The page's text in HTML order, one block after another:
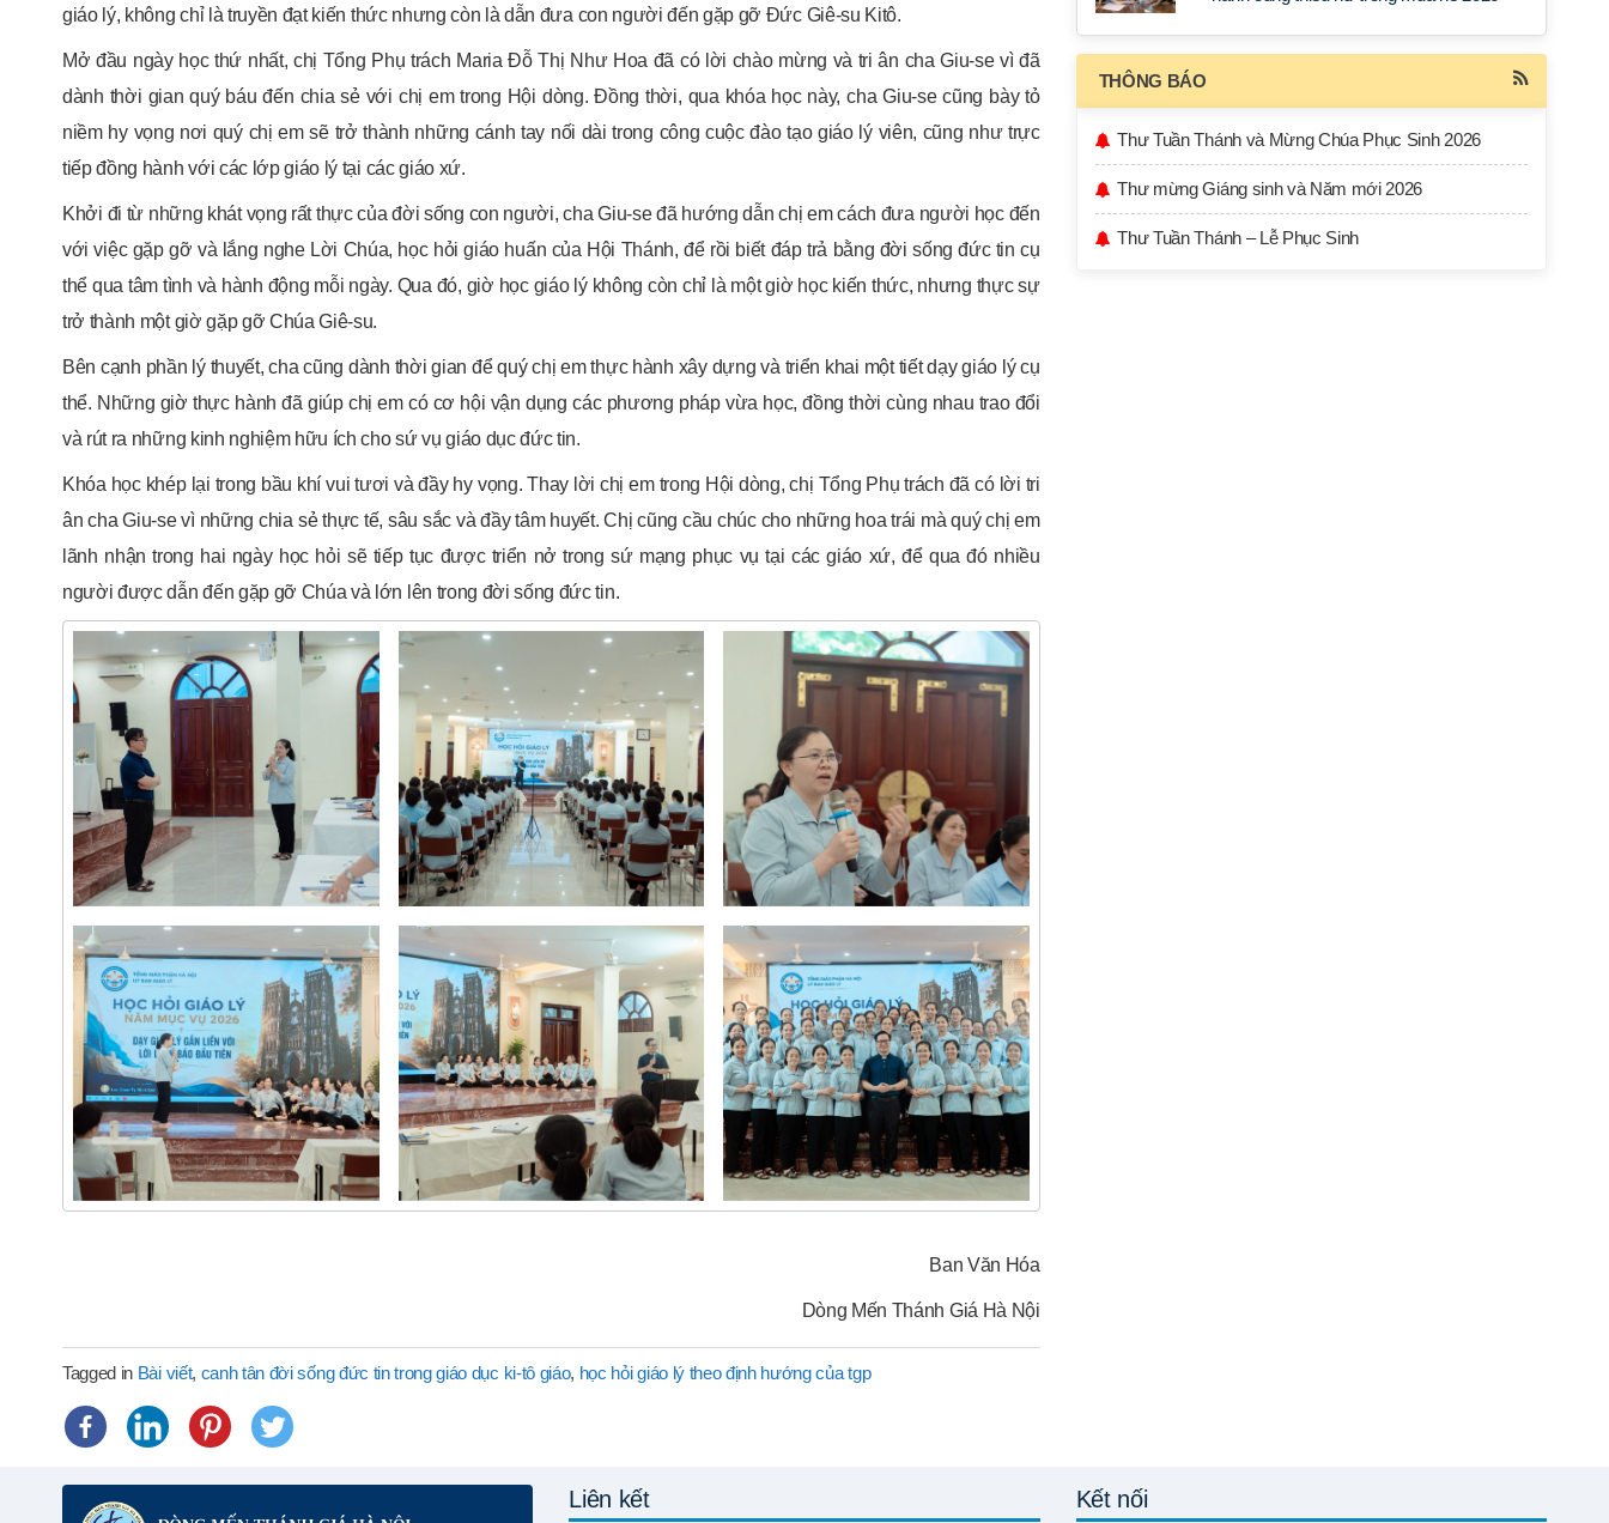
giáo lý, không chỉ là truyền đạt kiến thức nhưng còn là dẫn đưa con người đến gặp gỡ Đức Giê-su Kitô.
Mở đầu ngày học thứ nhất, chị Tổng Phụ trách Maria Đỗ Thị Như Hoa đã có lời chào mừng và tri ân cha Giu-se vì đã
dành thời gian quý báu đến chia sẻ với chị em trong Hội dòng. Đồng thời, qua khóa học này, cha Giu-se cũng bày tỏ
niềm hy vọng nơi quý chị em sẽ trở thành những cánh tay nối dài trong công cuộc đào tạo giáo lý viên, cũng như trực
tiếp đồng hành với các lớp giáo lý tại các giáo xứ.
Khởi đi từ những khát vọng rất thực của đời sống con người, cha Giu-se đã hướng dẫn chị em cách đưa người học đến
với việc gặp gỡ và lắng nghe Lời Chúa, học hỏi giáo huấn của Hội Thánh, để rồi biết đáp trả bằng đời sống đức tin cụ
thể qua tâm tình và hành động mỗi ngày. Qua đó, giờ học giáo lý không còn chỉ là một giờ học kiến thức, nhưng thực sự
trở thành một giờ gặp gỡ Chúa Giê-su.
Bên cạnh phần lý thuyết, cha cũng dành thời gian để quý chị em thực hành xây dựng và triển khai một tiết dạy giáo lý cụ
thể. Những giờ thực hành đã giúp chị em có cơ hội vận dụng các phương pháp vừa học, đồng thời cùng nhau trao đổi
và rút ra những kinh nghiệm hữu ích cho sứ vụ giáo dục đức tin.
Khóa học khép lại trong bầu khí vui tươi và đầy hy vọng. Thay lời chị em trong Hội dòng, chị Tổng Phụ trách đã có lời tri
ân cha Giu-se vì những chia sẻ thực tế, sâu sắc và đầy tâm huyết. Chị cũng cầu chúc cho những hoa trái mà quý chị em
lãnh nhận trong hai ngày học hỏi sẽ tiếp tục được triển nở trong sứ mạng phục vụ tại các giáo xứ, để qua đó nhiều
người được dẫn đến gặp gỡ Chúa và lớn lên trong đời sống đức tin.
Ban Văn Hóa
Dòng Mến Thánh Giá Hà Nội
Tagged in Bài viết, canh tân đời sống đức tin trong giáo dục ki-tô giáo, học hỏi giáo lý theo định hướng của tgp
THÔNG BÁO
Thư Tuần Thánh và Mừng Chúa Phục Sinh 2026
Thư mừng Giáng sinh và Năm mới 2026
Thư Tuần Thánh – Lễ Phục Sinh
Liên kết Kết nối